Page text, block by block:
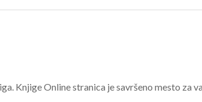
Knjige Online stranica je savršeno mesto za